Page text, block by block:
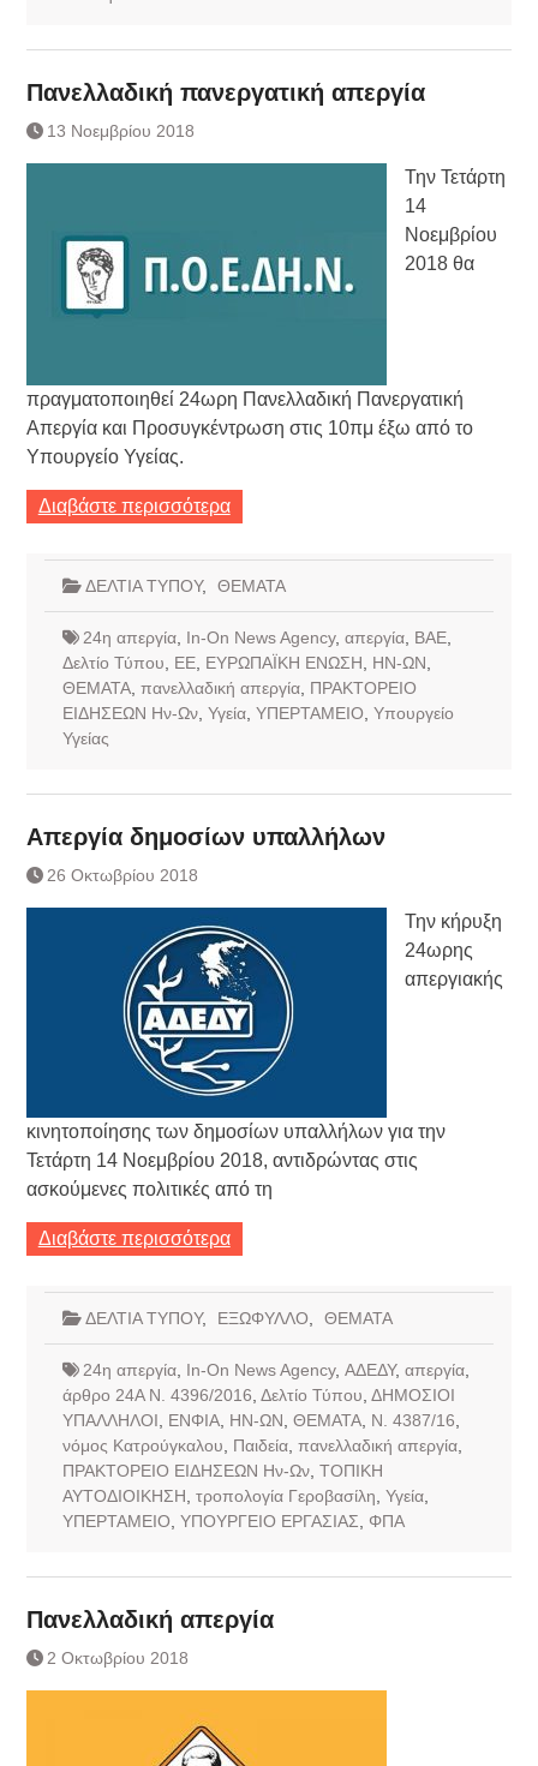
Πανελλαδική πανεργατική απεργία
13 Νοεμβρίου 2018
Την Τετάρτη
14
Νοεμβρίου
2018 θα
πραγματοποιηθεί 24ωρη Πανελλαδική Πανεργατική
Απεργία και Προσυγκέντρωση στις 10πμ έξω από το
Υπουργείο Υγείας.
Διαβάστε περισσότερα
ΔΕΛΤΙΑ ΤΥΠΟΥ, ΘΕΜΑΤΑ
24η απεργία, In-On News Agency, απεργία, ΒΑΕ,
Δελτίο Τύπου
ΕΕ, ΕΥΡΩΠΑΪΚΗ ΕΝΩΣΗ ΗΝ-ΩΝ
ΘΕΜΑΤΑ, πανελλαδική απεργία, ΠΡΑΚΤΟΡΕΙΟ
ΕΙΔΗΣΕΩΝ Ην-Ων, Υγεία, ΥΠΕΡΤΑΜΕΙΟ Υπουργείο
Υγείας
Απεργία δημοσίων υπαλλήλων
26 Οκτωβρίου 2018
Την κήρυξη
24ωρης
απεργιακής
κινητοποίησης των δημοσίων υπαλλήλων για την
Τετάρτη 14 Νοεμβρίου 2018, αντιδρώντας στις
ασκούμενες πολιτικές από τη
Διαβάστε περισσότερα
ΔΕΛΤΙΑ ΤΥΠΟΥ, ΕΞΩΦΥΛΛΟ ΘΕΜΑΤΑ
24η απεργία, In-On News Agency, ΑΔΕΔΥ, απεργία,
άρθρο 24Α Ν. 4396/2016 Δελτίο Τύπου ΔΗΜΟΣΙΟΙ
ΥΠΑΛΛΗΛΟΙ
ΕΝΦΙΑ, ΗΝ-ΩΝ ΘΕΜΑΤΑ, Ν. 4387/16
νόμος Κατρούγκαλου
Παιδεία, πανελλαδική απεργία,
ΠΡΑΚΤΟΡΕΙΟ ΕΙΔΗΣΕΩΝ Ην-Ων, ΤΟΠΙΚΗ
ΑΥΤΟΔΙΟΙΚΗΣΗ τροπολογία Γεροβασίλη Υγεία,
ΥΠΕΡΤΑΜΕΙΟ ΥΠΟΥΡΓΕΙΟ ΕΡΓΑΣΙΑΣ ΦΠΑ
Πανελλαδική απεργία
2 Οκτωβρίου 2018